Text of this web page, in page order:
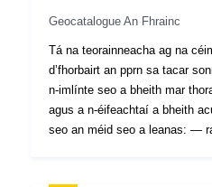
Geocatalogue An Fhrainc
Tá na teorainneacha ag na
d’fhorbairt an pprn sa tacar
n-imlínte seo a bheith mar
agus a n-éifeachtaí a bheith
seo an méid seo a leanas: —